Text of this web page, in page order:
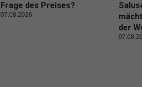
Frage des Preises?
07.08.2026
der